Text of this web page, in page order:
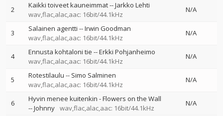
2 Kaikki toiveet kauneimmat--Jarkko Lehti
wav,flac,alac,aac: 16bit/44.1kHz
N/A
3 Salainen agentti --Irwin Goodman
wav,flac,alac,aac: 16bit/44.1kHz
N/A
4 Ennusta kohtaloni tie --Erkki Pohjanheimo
wav,flac,alac,aac: 16bit/44.1kHz
N/A
5 Rotestilaulu -- Simo Salminen
wav,flac,alac,aac: 16bit/44.1kHz
N/A
6
Hyvin menee kuitenkin - Flowers on the Wall
--Johnny wav,flac,alac,aac: 16bit/44.1kHz
N/A